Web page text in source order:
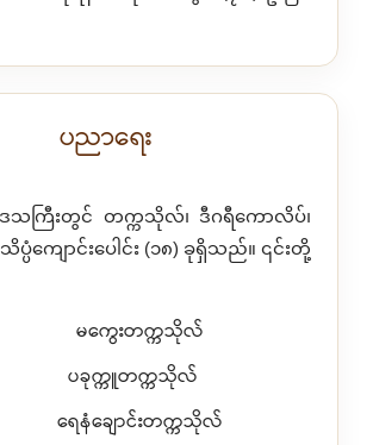
ပညာရေး
ေသကြီးတွင် တက္ကသိုလ်၊ ဒီဂရီကောလိပ်၊
ပံကျောင်းပေါင်း (၁၈) ခုရှိသည်။ ၎င်းတို့
မကွေးတက္ကသိုလ်
ပခုက္ကူတက္ကသိုလ်
ရေနံချောင်းတက္ကသိုလ်